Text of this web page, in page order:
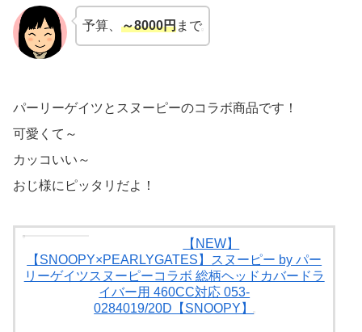
予算、 ～8000円まで
パーリーゲイツとスヌーピーのコラボ商品です！
可愛くて～
カッコいい～
おじ様にピッタリだよ！
【NEW】
【SNOOPY×PEARLYGATES】スヌーピー by パー
リーゲイツスヌーピーコラボ 総柄ヘッドカバードラ
イバー用 460CC対応 053-
0284019/20D【SNOOPY】